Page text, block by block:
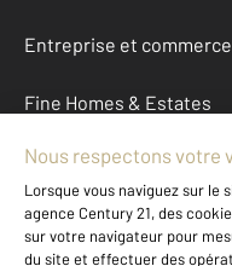
Entreprise et commerce
Fine Homes & Estates
À propos
International